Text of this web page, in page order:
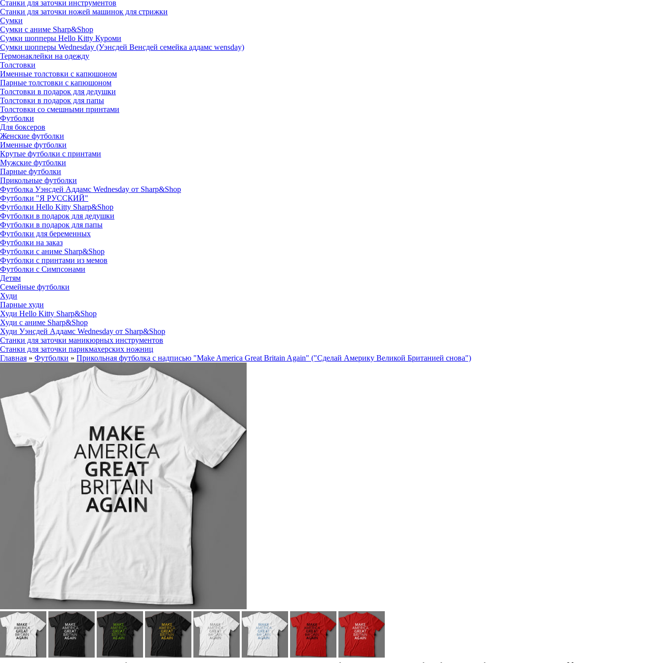
Станки для заточки инструментов
Станки для заточки ножей машинок для стрижки
Сумки
Сумки с аниме Sharp&Shop
Сумки шопперы Hello Kitty Куроми
Сумки шопперы Wednesday (Уэнсдей Венсдей семейка аддамс wensday)
Термонаклейки на одежду
Толстовки
Именные толстовки с капюшоном
Парные толстовки с капюшоном
Толстовки в подарок для дедушки
Толстовки в подарок для папы
Толстовки со смешными принтами
Футболки
Для боксеров
Женские футболки
Именные футболки
Крутые футболки с принтами
Мужские футболки
Парные футболки
Прикольные футболки
Футболка Уэнсдей Аддамс Wednesday от Sharp&Shop
Футболки "Я РУССКИЙ"
Футболки Hello Kitty Sharp&Shop
Футболки в подарок для дедушки
Футболки в подарок для папы
Футболки для беременных
Футболки на заказ
Футболки с аниме Sharp&Shop
Футболки с принтами из мемов
Футболки с Симпсонами
Детям
Семейные футболки
Худи
Парные худи
Худи Hello Kitty Sharp&Shop
Худи с аниме Sharp&Shop
Худи Уэнсдей Аддамс Wednesday от Sharp&Shop
Станки для заточки маникюрных инструментов
Станки для заточки парикмахерских ножниц
Главная » Футболки » Прикольная футболка с надписью "Make America Great Britain Again" ("Сделай Америку Великой Британией снова")